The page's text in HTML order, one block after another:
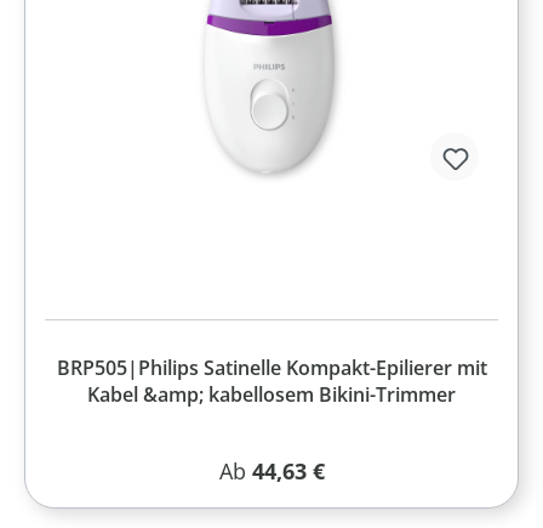
BRP505|Philips Satinelle Kompakt-Epilierer mit
Kabel &amp; kabellosem Bikini-Trimmer
Regulärer Preis:
Ab 44,63 €